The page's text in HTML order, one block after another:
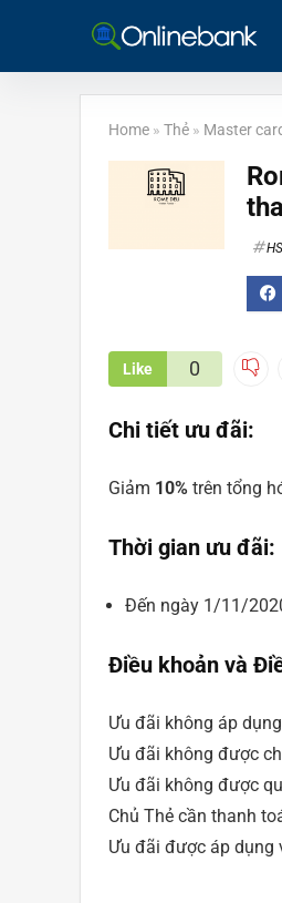
Home » Thẻ » Master
Like 0
Chi tiết ưu đãi:
Giảm 10% trên tổng
Thời gian ưu đãi:
Đến ngày 1/11/
Điều khoản và
Ưu đãi không áp
Ưu đãi không được
Ưu đãi không được
Chủ Thẻ cần thanh
Ưu đãi được áp dụng